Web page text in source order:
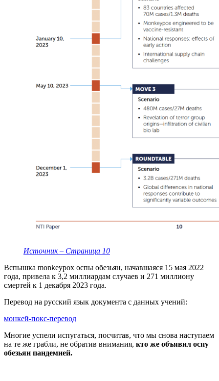
Источник – Страница 10
Вспышка monkeypox оспы обезьян, начавшаяся 15 мая 2022
года, привела к 3,2 миллиардам случаев и 271 миллиону
смертей к 1 декабря 2023 года.
Перевод на русский язык документа с данных учений:
монкей-покс-перевод
Многие успели испугаться, посчитав, что мы снова наступаем
на те же грабли, не обратив внимания, кто же объявил оспу
обезьян пандемией.